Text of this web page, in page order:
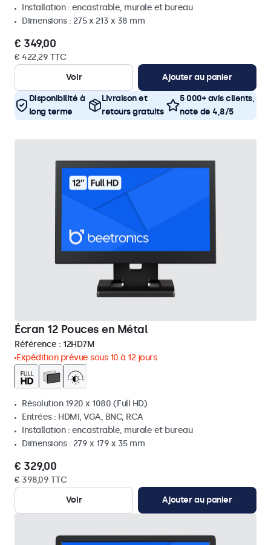
Installation : encastrable, murale et bureau
Dimensions : 275 x 213 x 38 mm
€ 349,00
€ 422,29 TTC
Voir
Ajouter au panier
Disponibilité à
long terme
Livraison et
retours gratuits
5 000+ avis clients,
note de 4,8/5
Écran 12 Pouces en Métal
Référence : 12HD7M
Expédition prévue sous 10 à 12 jours
Résolution 1920 x 1080 (Full HD)
Entrées : HDMI, VGA, BNC, RCA
Installation : encastrable, murale et bureau
Dimensions : 279 x 179 x 35 mm
€ 329,00
€ 398,09 TTC
Voir
Ajouter au panier